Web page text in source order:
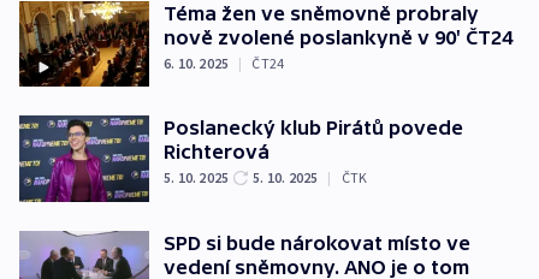
Téma žen ve sněmovně probraly
nově zvolené poslankyně v 90' ČT24
6. 10. 2025 | ČT24
Poslanecký klub Pirátů povede
Richterová
5. 10. 2025 5. 10. 2025 | ČTK
SPD si bude nárokovat místo ve
vedení sněmovny. ANO je o tom